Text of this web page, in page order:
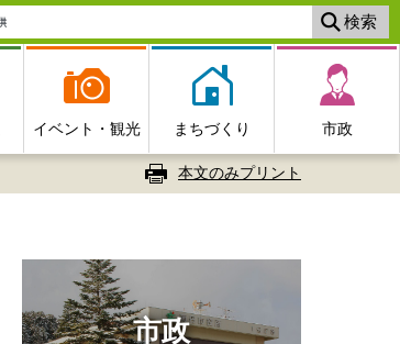
イベント・観光 まちづくり 市政
本文のみプリント
市政